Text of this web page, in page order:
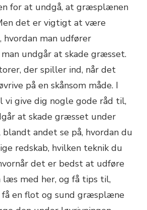
for at undgå, at græsplænen
det er vigtigt at være
hvordan man udfører
man undgår at skade græsset.
der spiller ind, når det
på en skånsom måde. I
vi give dig nogle gode råd til,
at skade græsset under
andet se på, hvordan du
redskab, hvilken teknik du
det er bedst at udføre
læs med her, og få tips til,
få en flot og sund græsplæne